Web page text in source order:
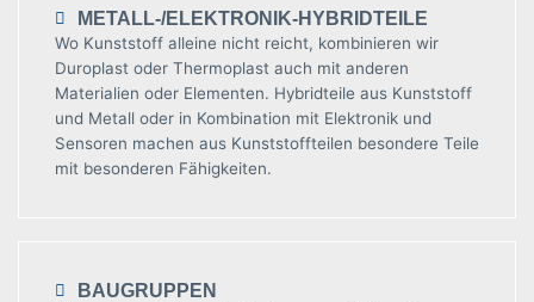
METALL-/ELEKTRONIK-HYBRIDTEILE
Wo Kunststoff alleine nicht reicht, kombinieren wir
Duroplast oder Thermoplast auch mit anderen
Materialien oder Elementen. Hybridteile aus Kunststoff
und Metall oder in Kombination mit Elektronik und
Sensoren machen aus Kunststoffteilen besondere Teile
mit besonderen Fähigkeiten.
BAUGRUPPEN